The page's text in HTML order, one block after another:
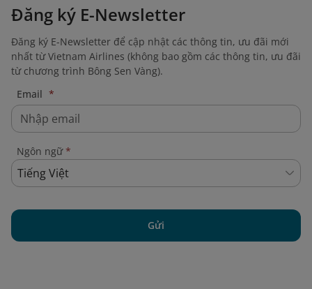
Đăng ký E-Newsletter
Đăng ký E-Newsletter để cập nhật các thông tin, ưu đãi mới
nhất từ Vietnam Airlines (không bao gồm các thông tin, ưu đãi
từ chương trình Bông Sen Vàng).
Email *
Ngôn ngữ*
Tiếng Việt
Gửi